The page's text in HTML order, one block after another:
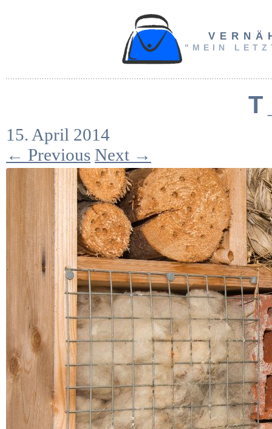
"MEIN
15. April 2014
← Previous Next →